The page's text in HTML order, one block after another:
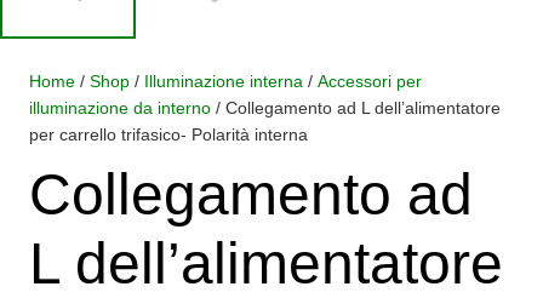
Home / Shop / Illuminazione interna / Accessori per
illuminazione da interno / Collegamento ad L dell’alimentatore
per carrello trifasico- Polarità interna
Collegamento ad
L dell’alimentatore